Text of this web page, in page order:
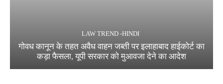
LAW TREND -HINDI
गोवध कानून के तहत अवैध वाहन जब्ती पर इलाहाबाद हाईकोर्ट का
कड़ा फैसला, यूपी सरकार को मुआवजा देने का आदेश